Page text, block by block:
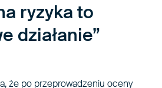
ryzyka to
działanie”
że po przeprowadzeniu oceny